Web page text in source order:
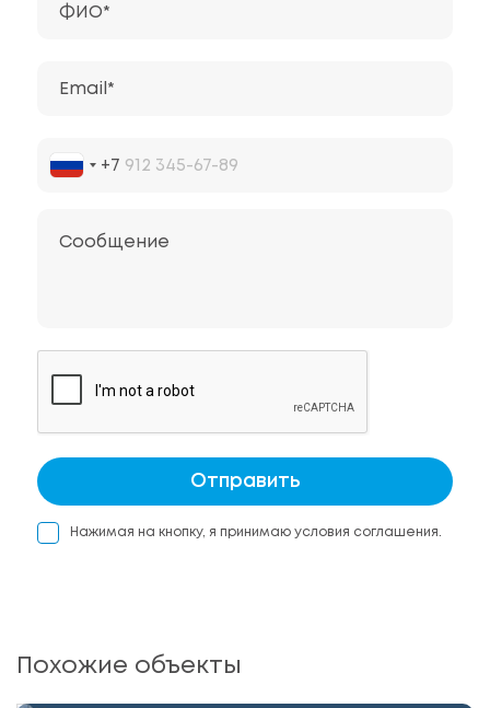
ФИО*
Email*
+7
Сообщение
Отправить
Нажимая на кнопку, я принимаю условия соглашения.
Похожие объекты